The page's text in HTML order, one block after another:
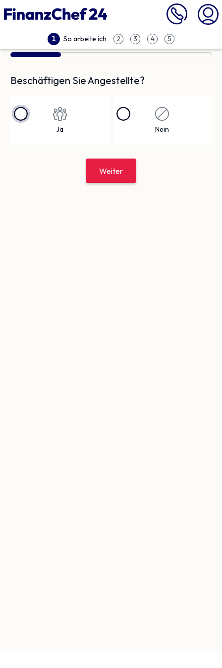
1 So arbeite ich 2 3 4 5
Beschäftigen Sie Angestellte?
Ja Nein
Weiter